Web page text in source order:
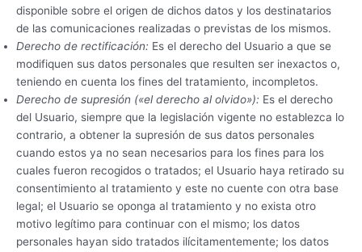
disponible sobre el origen de dichos datos y los destinatarios
de las comunicaciones realizadas o previstas de los mismos.
Derecho de rectificación: Es el derecho del Usuario a que se
modifiquen sus datos personales que resulten ser inexactos o,
teniendo en cuenta los fines del tratamiento, incompletos.
Derecho de supresión («el derecho al olvido»): Es el derecho
del Usuario, siempre que la legislación vigente no establezca lo
contrario, a obtener la supresión de sus datos personales
cuando estos ya no sean necesarios para los fines para los
cuales fueron recogidos o tratados; el Usuario haya retirado su
consentimiento al tratamiento y este no cuente con otra base
legal; el Usuario se oponga al tratamiento y no exista otro
motivo legítimo para continuar con el mismo; los datos
personales hayan sido tratados ilícitamentemente; los datos